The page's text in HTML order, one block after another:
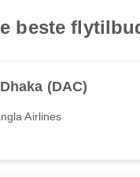
beste
Dhaka (DAC)
Airlines